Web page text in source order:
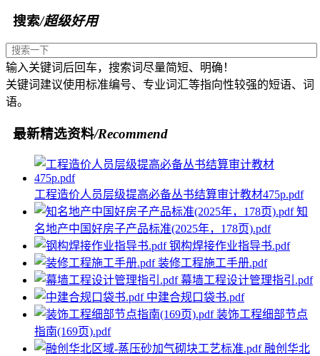
搜索/超级好用
输入关键词后回车，搜索词尽量简短、明确！
关键词建议使用标准编号、专业词汇等指向性较强的短语、词
语。
最新精选资料/Recommend
工程造价人员层级提高必备丛书结算审计教材475p.pdf
知
名地产中国好房子产品标准(2025年，178页).pdf
钢构焊接作业指导书.pdf
装修工程施工手册.pdf
幕墙工程设计管理指引.pdf
中建合规口袋书.pdf
装饰工程细部节点
指南(169页).pdf
融创华北